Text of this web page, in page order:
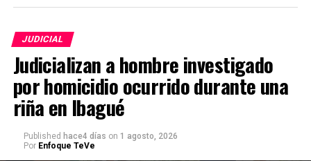
JUDICIAL
Judicializan a hombre investigado
por homicidio ocurrido durante una
riña en Ibagué
Published hace4 días on 1 agosto, 2026
Por Enfoque TeVe